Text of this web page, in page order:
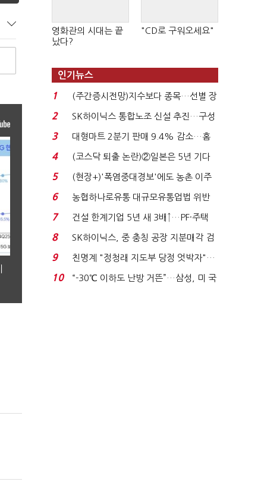
영화관의 시대는 끝
났다?
"CD로 구워오세요"
인기뉴스
1
(주간증시전망)지수보다 종목…선별 장
세 이어진다...
2
SK하이닉스 통합노조 신설 추진…구성
원간 성과급 불...
3
대형마트 2분기 판매 9.4% 감소…홈
플러스 사태 여파...
4
(코스닥 퇴출 논란)②일본은 5년 기다
려주는데 우리는 ...
5
(현장+)'폭염중대경보'에도 농촌 이주
노동자는 강행군…'야...
6
농협하나로유통 대규모유통업법 위반
적발…공정위, 과...
7
건설 한계기업 5년 새 3배↑…PF·주택
침체에 재무 ...
8
SK하이닉스, 중 충칭 공장 지분매각 검
토?…“확정된 바...
9
친명계 "정청래 지도부 당정 엇박자"…
친청계 "신천지 오...
10
“-30℃ 이하도 난방 거뜬”…삼성, 미 국